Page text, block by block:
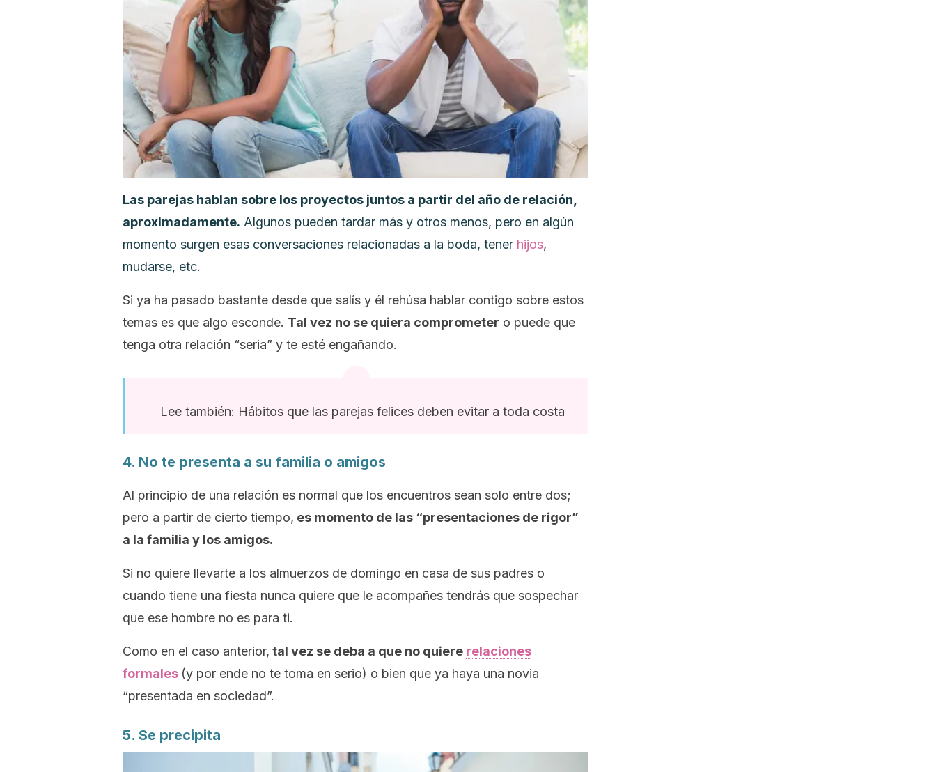
Las parejas hablan sobre los proyectos juntos a partir del año de relación,
aproximadamente. Algunos pueden tardar más y otros menos, pero en algún
momento surgen esas conversaciones relacionadas a la boda, tener hijos,
mudarse, etc.
Si ya ha pasado bastante desde que salís y él rehúsa hablar contigo sobre estos
temas es que algo esconde. Tal vez no se quiera comprometer o puede que
tenga otra relación “seria” y te esté engañando.
Lee también: Hábitos que las parejas felices deben evitar a toda costa
4. No te presenta a su familia o amigos
Al principio de una relación es normal que los encuentros sean solo entre dos;
pero a partir de cierto tiempo, es momento de las “presentaciones de rigor”
a la familia y los amigos.
Si no quiere llevarte a los almuerzos de domingo en casa de sus padres o
cuando tiene una fiesta nunca quiere que le acompañes tendrás que sospechar
que ese hombre no es para ti.
Como en el caso anterior, tal vez se deba a que no quiere relaciones
formales (y por ende no te toma en serio) o bien que ya haya una novia
“presentada en sociedad”.
5. Se precipita